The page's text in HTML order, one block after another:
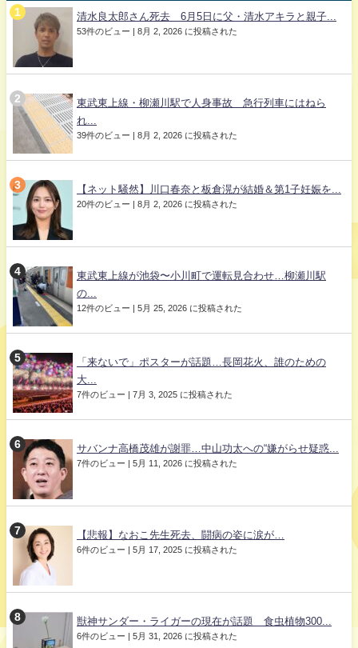
清水良太郎さん死去 6月5日に父・清水アキラと親子...
53件のビュー | 8月 2, 2026 に投稿された
東武東上線・柳瀬川駅で人身事故 急行列車にはねら
れ...
39件のビュー | 8月 2, 2026 に投稿された
【ネット騒然】川口春奈と板倉滉が結婚＆第1子妊娠を...
20件のビュー | 8月 2, 2026 に投稿された
東武東上線が池袋〜小川町で運転見合わせ…柳瀬川駅
の...
12件のビュー | 5月 25, 2026 に投稿された
「来ないで」ポスターが話題…長岡花火、誰のための
大...
7件のビュー | 7月 3, 2025 に投稿された
サバンナ高橋茂雄が謝罪…中山功太への“嫌がらせ疑惑...
7件のビュー | 5月 11, 2026 に投稿された
【悲報】なおこ先生死去、闘病の姿に涙が…
6件のビュー | 5月 17, 2025 に投稿された
獣神サンダー・ライガーの現在が話題 食虫植物300...
6件のビュー | 5月 31, 2026 に投稿された